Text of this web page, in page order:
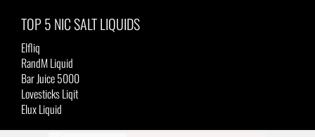
TOP 5 NIC SALT LIQUIDS
Elfliq
RandM Liquid
Bar Juice 5000
Lovesticks Liqit
Elux Liquid